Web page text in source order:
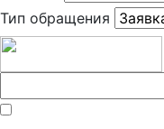
Тип обращения